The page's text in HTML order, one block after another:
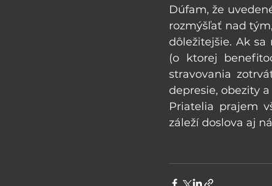
Dúfam, že
rozmýšľať nad
dôležitejšie. Ak
(o ktorej
stravovania
depresie, obezity
Priatelia prajem
záleží doslova aj